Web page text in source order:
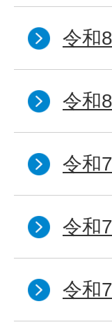
令和
令和
令和
令和
令和